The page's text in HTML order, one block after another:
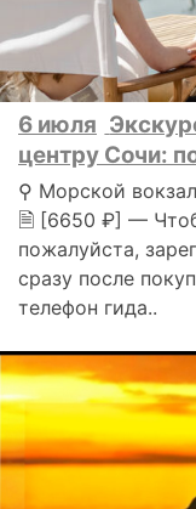
6 июля
центру Сочи:
⚲ Морской
🗎 [6650 ₽] —
пожалуйста,
сразу после
телефон гида..